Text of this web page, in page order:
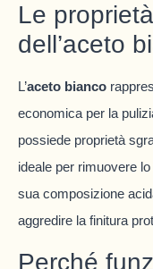
Le
dell’aceto
L’aceto bianco
economica per la
possiede proprietà
ideale per rimuovere
sua composizione
aggredire la finitura
Perché